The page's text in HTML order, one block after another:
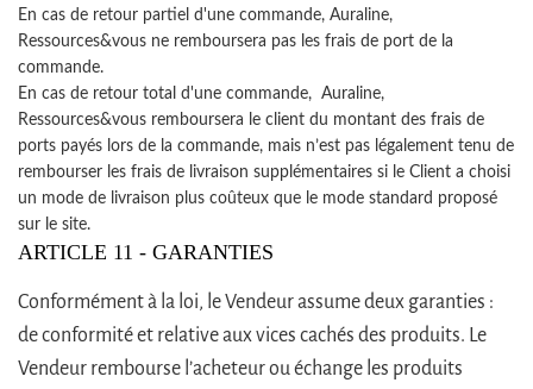
En cas de retour partiel d'une commande, Auraline,
Ressources&vous ne remboursera pas les frais de port de la
commande.
En cas de retour total d'une commande, Auraline,
Ressources&vous remboursera le client du montant des frais de
ports payés lors de la commande, mais n’est pas légalement tenu de
rembourser les frais de livraison supplémentaires si le Client a choisi
un mode de livraison plus coûteux que le mode standard proposé
sur le site.
ARTICLE 11 - GARANTIES
Conformément à la loi, le Vendeur assume deux garanties :
de conformité et relative aux vices cachés des produits. Le
Vendeur rembourse l’acheteur ou échange les produits